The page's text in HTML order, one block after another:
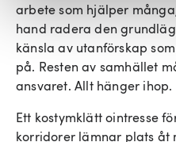
arbete som hjälper
hand radera den
känsla av utanförskap
på. Resten av samhället
ansvaret. Allt hänger ihop.
Ett kostymklätt ointresse
korridorer lämnar plats åt